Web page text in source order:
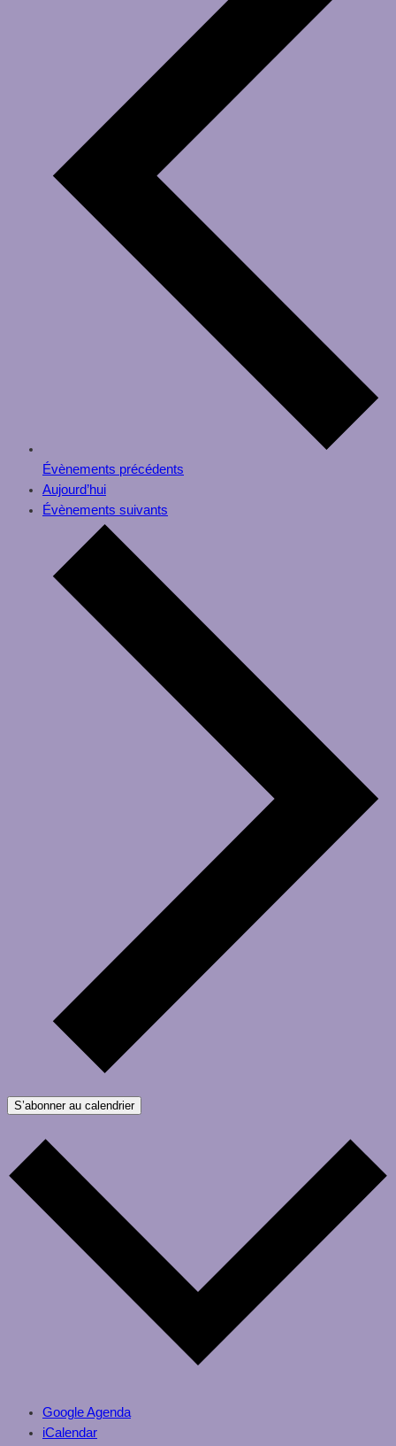
Évènements précédents
Aujourd’hui
Évènements suivants
S’abonner au calendrier
Google Agenda
iCalendar